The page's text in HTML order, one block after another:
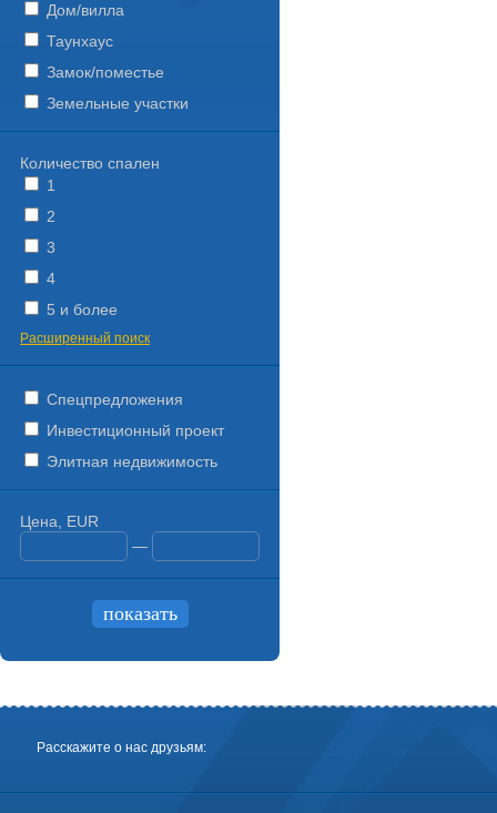
Дом/вилла
Таунхаус
Замок/поместье
Земельные участки
Количество спален
1
2
3
4
5 и более
Расширенный поиск
Спецпредложения
Инвестиционный проект
Элитная недвижимость
Цена, EUR
—
Расскажите о нас друзьям: